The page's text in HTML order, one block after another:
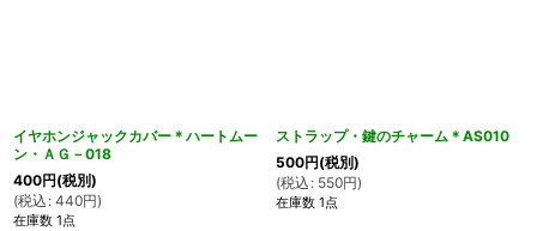
イヤホンジャックカバー＊ハートムー
ン・ＡＧ－018
400円(税別)
(税込 : 440円)
在庫数 1点
ストラップ・鍵のチャーム＊AS010
500円(税別)
(税込 : 550円)
在庫数 1点